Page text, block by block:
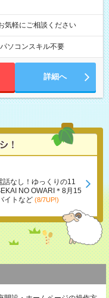
軽にご相談ください
パソコンスキル不要
詳細へ
話なし！ゆっくりの11
NO OWARI＊8月15
イトなど (8/7UP!)